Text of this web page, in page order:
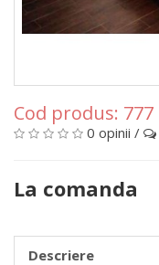
Cod produs: 777
0 opinii /
La comanda
Descriere